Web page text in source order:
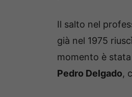
Il salto nel
già nel 1975
momento è
Pedro Delgado,